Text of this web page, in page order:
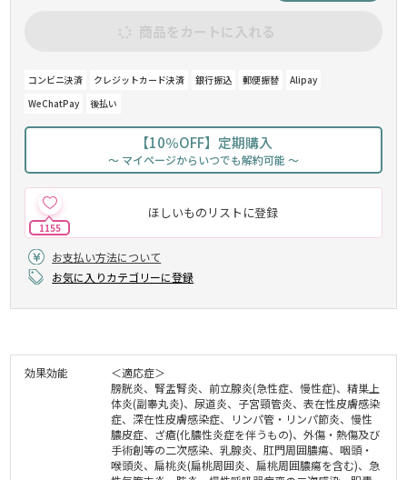
商品をカートに入れる
コンビニ決済 クレジットカード決済 銀行振込 郵便振替
Alipay
WeChatPay
後払い
【10％OFF】定期購入
～ マイページからいつでも解約可能 ～
ほしいものリストに登録
1155
お支払い方法について
お気に入りカテゴリーに登録
効果効能
＜適応症＞
膀胱炎、腎盂腎炎、前立腺炎(急性症、慢性症)、精巣上
体炎(副睾丸炎)、尿道炎、子宮頸管炎、表在性皮膚感染
症、深在性皮膚感染症、リンパ管・リンパ節炎、慢性
膿皮症、ざ瘡(化膿性炎症を伴うもの)、外傷・熱傷及び
手術創等の二次感染、乳腺炎、肛門周囲膿瘍、咽頭・
喉頭炎、扁桃炎(扁桃周囲炎、扁桃周囲膿瘍を含む)、急